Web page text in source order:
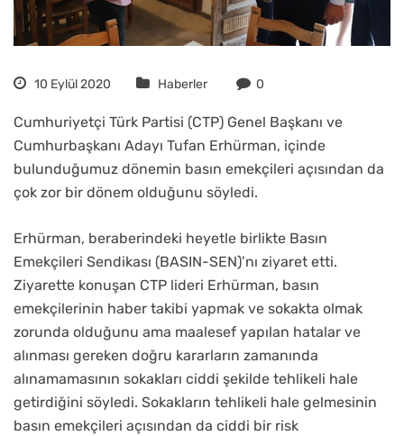
10 Eylül 2020 Haberler 0
Cumhuriyetçi Türk Partisi (CTP) Genel Başkanı ve
Cumhurbaşkanı Adayı Tufan Erhürman, içinde
bulunduğumuz dönemin basın emekçileri açısından da
çok zor bir dönem olduğunu söyledi.
Erhürman, beraberindeki heyetle birlikte Basın
Emekçileri Sendikası (BASIN-SEN)’nı ziyaret etti.
Ziyarette konuşan CTP lideri Erhürman, basın
emekçilerinin haber takibi yapmak ve sokakta olmak
zorunda olduğunu ama maalesef yapılan hatalar ve
alınması gereken doğru kararların zamanında
alınamamasının sokakları ciddi şekilde tehlikeli hale
getirdiğini söyledi. Sokakların tehlikeli hale gelmesinin
basın emekçileri açısından da ciddi bir risk